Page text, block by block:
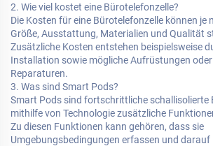
2. Wie viel kostet eine Bürotelefonzelle?
Die Kosten für eine Bürotelefonzelle können je
Größe, Ausstattung, Materialien und Qualität
Zusätzliche Kosten entstehen beispielsweise
Installation sowie mögliche Aufrüstungen
Reparaturen.
3. Was sind Smart Pods?
Smart Pods sind fortschrittliche schallisolierte
mithilfe von Technologie zusätzliche
Zu diesen Funktionen kann gehören, dass sie
Umgebungsbedingungen erfassen und darauf